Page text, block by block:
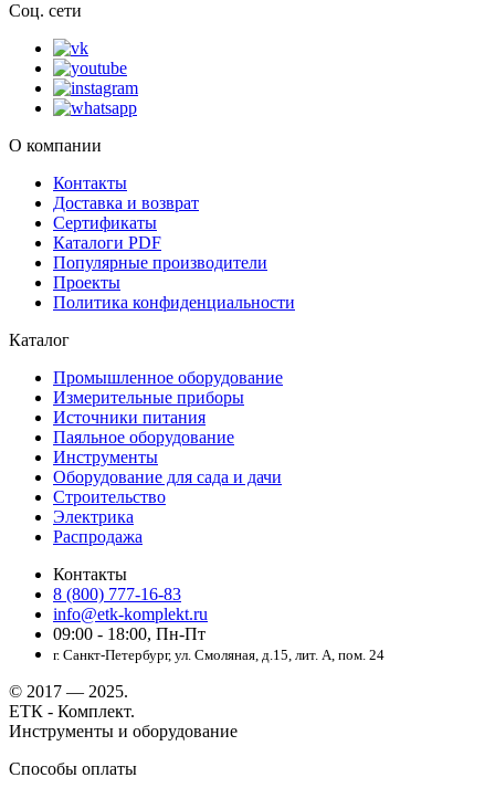
Соц. сети
О компании
Контакты
Доставка и возврат
Сертификаты
Каталоги PDF
Популярные производители
Проекты
Политика конфиденциальности
Каталог
Промышленное оборудование
Измерительные приборы
Источники питания
Паяльное оборудование
Инструменты
Оборудование для сада и дачи
Строительство
Электрика
Распродажа
Контакты
8 (800) 777-16-83
info@etk-komplekt.ru
09:00 - 18:00, Пн-Пт
г. Санкт-Петербург, ул. Смоляная, д.15, лит. А, пом. 24
© 2017 — 2025.
ЕТК - Комплект.
Инструменты и оборудование
Способы оплаты